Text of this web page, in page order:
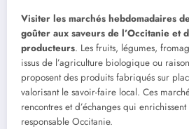
Visiter les marchés hebdomadaires
goûter aux saveurs de l’Occitanie et
producteurs. Les fruits, légumes,
issus de l’agriculture biologique ou
proposent des produits fabriqués sur
valorisant le savoir-faire local. Ces
rencontres et d’échanges qui
responsable Occitanie.